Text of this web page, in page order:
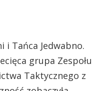
i Tańca Jedwabno.
grupa Zespołu
Taktycznego z